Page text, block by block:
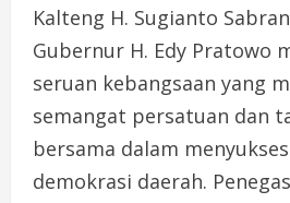
Kalteng H. Sugianto
Gubernur H. Edy Pratowo
seruan kebangsaan yang
semangat persatuan dan
bersama dalam
demokrasi daerah.